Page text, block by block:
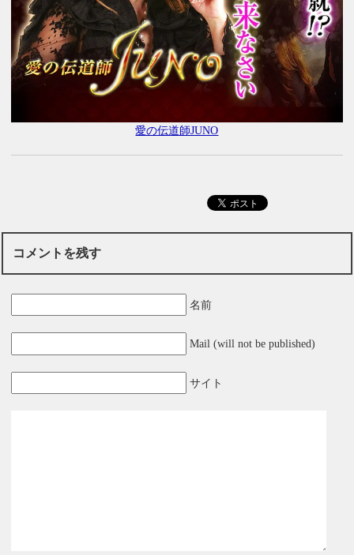
愛の伝道師JUNO
コメントを残す
名前
Mail (will not be published)
サイト